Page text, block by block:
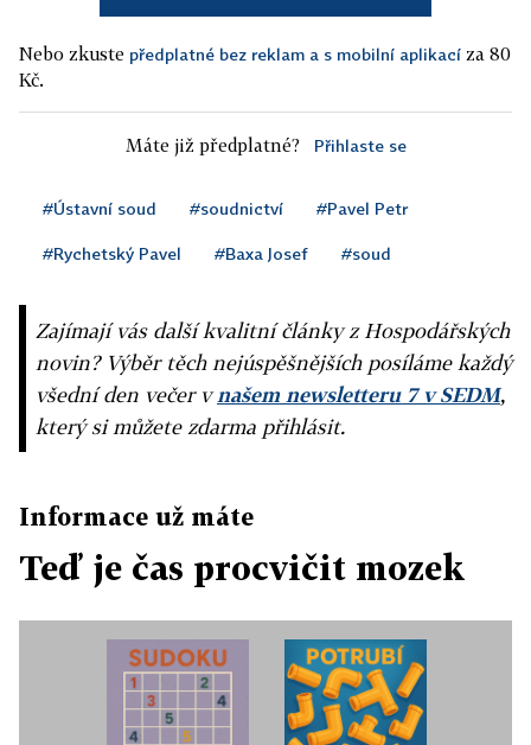
Nebo zkuste předplatné bez reklam a s mobilní aplikací za 80
Kč.
Máte již předplatné? Přihlaste se
#Ústavní soud #soudnictví #Pavel Petr
#Rychetský Pavel #Baxa Josef #soud
Zajímají vás další kvalitní články z Hospodářských
novin? Výběr těch nejúspěšnějších posíláme každý
všední den večer vnašem newsletteru 7 v SEDM,
který si můžete zdarma přihlásit.
Informace už máte
Teď je čas procvičit mozek